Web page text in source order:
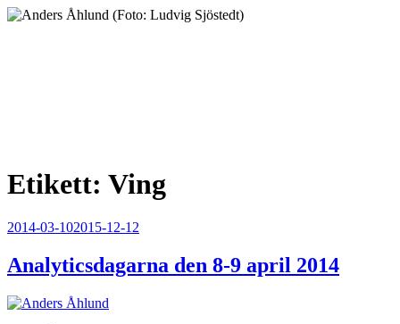
Hoppa
Etikett: Ving
Publicerat
2014-03-102015-12-12
Analyticsdagarna den 8-9 april 2014